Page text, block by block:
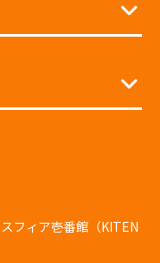
フィア壱番館（KITEN